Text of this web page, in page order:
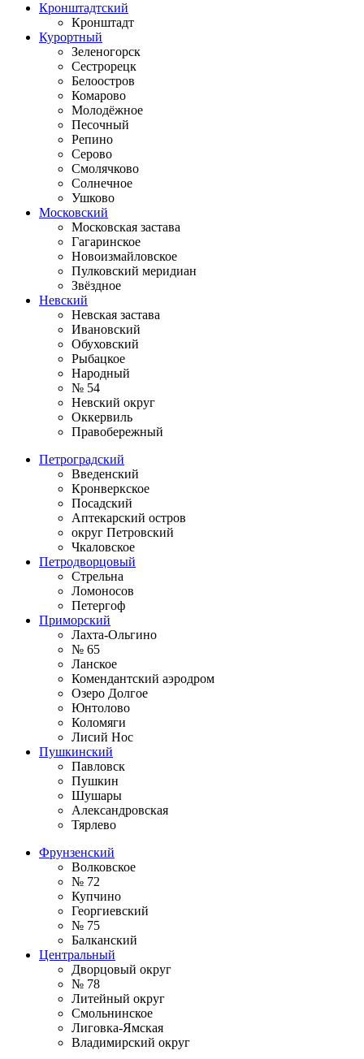
Кронштадтский
Кронштадт
Курортный
Зеленогорск
Сестрорецк
Белоостров
Комарово
Молодёжное
Песочный
Репино
Серово
Смолячково
Солнечное
Ушково
Московский
Московская застава
Гагаринское
Новоизмайловское
Пулковский меридиан
Звёздное
Невский
Невская застава
Ивановский
Обуховский
Рыбацкое
Народный
№ 54
Невский округ
Оккервиль
Правобережный
Петроградский
Введенский
Кронверкское
Посадский
Аптекарский остров
округ Петровский
Чкаловское
Петродворцовый
Стрельна
Ломоносов
Петергоф
Приморский
Лахта-Ольгино
№ 65
Ланское
Комендантский аэродром
Озеро Долгое
Юнтолово
Коломяги
Лисий Нос
Пушкинский
Павловск
Пушкин
Шушары
Александровская
Тярлево
Фрунзенский
Волковское
№ 72
Купчино
Георгиевский
№ 75
Балканский
Центральный
Дворцовый округ
№ 78
Литейный округ
Смольнинское
Лиговка-Ямская
Владимирский округ